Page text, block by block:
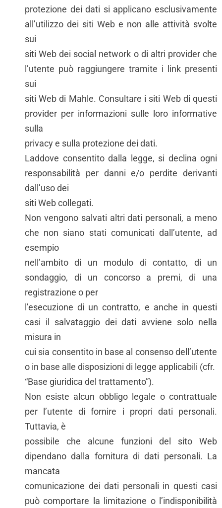
protezione dei dati si applicano esclusivamente
all’utilizzo dei siti Web e non alle attività svolte
sui
siti Web dei social network o di altri provider che
l’utente può raggiungere tramite i link presenti
sui
siti Web di Mahle. Consultare i siti Web di questi
provider per informazioni sulle loro informative
sulla
privacy e sulla protezione dei dati.
Laddove consentito dalla legge, si declina ogni
responsabilità per danni e/o perdite derivanti
dall’uso dei
siti Web collegati.
Non vengono salvati altri dati personali, a meno
che non siano stati comunicati dall’utente, ad
esempio
nell’ambito di un modulo di contatto, di un
sondaggio, di un concorso a premi, di una
registrazione o per
l’esecuzione di un contratto, e anche in questi
casi il salvataggio dei dati avviene solo nella
misura in
cui sia consentito in base al consenso dell’utente
o in base alle disposizioni di legge applicabili (cfr.
“Base giuridica del trattamento”).
Non esiste alcun obbligo legale o contrattuale
per l’utente di fornire i propri dati personali.
Tuttavia, è
possibile che alcune funzioni del sito Web
dipendano dalla fornitura di dati personali. La
mancata
comunicazione dei dati personali in questi casi
può comportare la limitazione o l’indisponibilità